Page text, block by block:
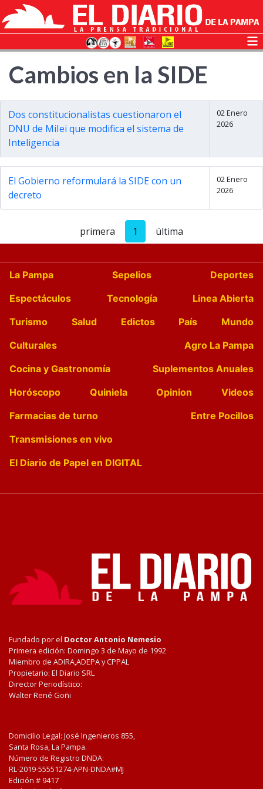
Cambios en la SIDE
Dos constitucionalistas cuestionaron el
DNU de MiIei que modifica el sistema de
Inteligencia
02 Enero
2026
El Gobierno reformulará la SIDE con un
decreto
02 Enero
2026
primera 1 última
La Pampa Sepelios
Deportes
Espectáculos
Tecnología
Linea Abierta
Turismo
Salud Edictos País
Mundo
Culturales
Agro La Pampa
Cocina y Gastronomía
Suplementos Anuales
Horóscopo
Quiniela Opinion
Videos
Farmacias de turno
Entre Pocillos
Transmisiones en vivo
El Diario de Papel en DIGITAL
Fundado por el Doctor Antonio Nemesio
Primera edición: Domingo 3 de Mayo de 1992
Miembro de ADIRA,ADEPA y CPPAL
Propietario: El Diario SRL
Director Periodístico:
Walter René Goñi
Domicilio Legal: José Ingenieros 855,
Santa Rosa, La Pampa.
Número de Registro DNDA:
RL-2019-55551274-APN-DNDA#MJ
Edición # 9417